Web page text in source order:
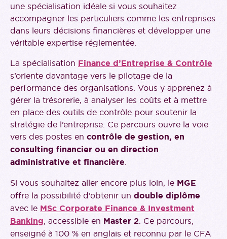
une spécialisation idéale si vous souhaitez
accompagner les particuliers comme les entreprises
dans leurs décisions financières et développer une
véritable expertise réglementée.
La spécialisation Finance d’Entreprise & Contrôle
s’oriente davantage vers le pilotage de la
performance des organisations. Vous y apprenez à
gérer la trésorerie, à analyser les coûts et à mettre
en place des outils de contrôle pour soutenir la
stratégie de l’entreprise. Ce parcours ouvre la voie
vers des postes en contrôle de gestion, en
consulting financier ou en direction
administrative et financière
Si vous souhaitez aller encore plus loin, le MGE
offre la possibilité d’obtenir un double diplôme
avec le MSc Corporate Finance & Investment
Banking, accessible en Master 2 . Ce parcours,
enseigné à 100 % en anglais et reconnu par le CFA